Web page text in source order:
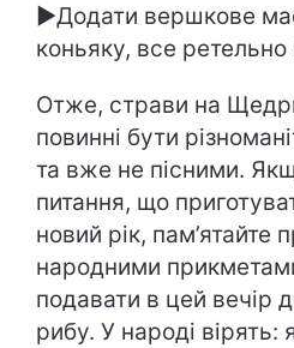
►Додати вершкове
коньяку, все
Отже, страви на
повинні бути
та вже не пісними.
питання, що
новий рік, пам’ятайте
народними
подавати в цей вечір
рибу. У народі